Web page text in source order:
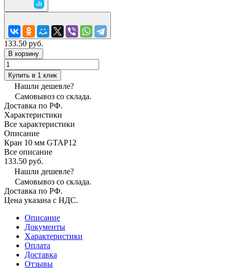
133.50 руб.
В корзину
Купить в 1 клик
Нашли дешевле?
Самовывоз со склада.
Доставка по РФ.
Характеристики
Все характеристики
Описание
Кран 10 мм GTAP12
Все описание
133.50 руб.
Нашли дешевле?
Самовывоз со склада.
Доставка по РФ.
Цена указана с НДС.
Описание
Документы
Характеристики
Оплата
Доставка
Отзывы